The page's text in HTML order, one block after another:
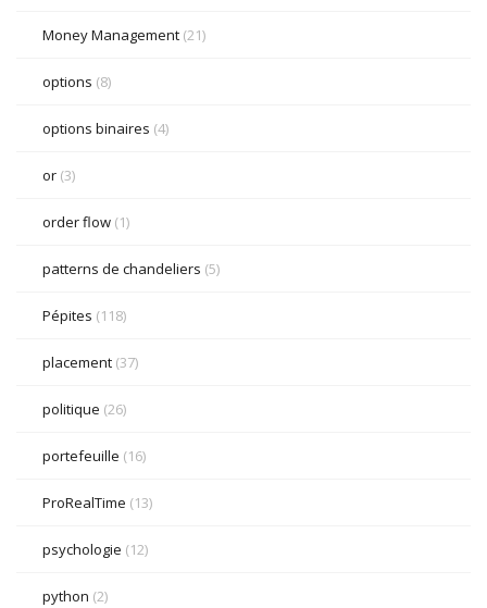
Money Management (21)
options (8)
options binaires (4)
or (3)
order flow (1)
patterns de chandeliers (5)
Pépites (118)
placement (37)
politique (26)
portefeuille (16)
ProRealTime (13)
psychologie (12)
python (2)